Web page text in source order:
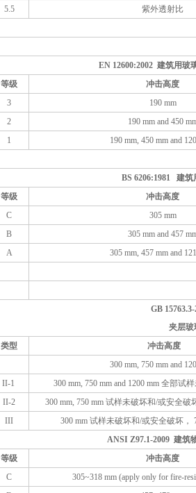
5.5
紫外透射比
EN 12600:2002 建筑用玻
等级
冲击高度
3
190 mm
2
190 mm and 450
1
190 mm, 450 mm and
BS 6206:1981 建
等级
冲击高度
C
305 mm
B
305 mm and 457
A
305 mm, 457 mm and
GB
夹层玻
类型
冲击高度
300 mm, 750 mm and
II-1
300 mm, 750 mm and 1200 mm 全部试
II-2
300 mm, 750 mm 试样未破坏和/或安全破
III
300 mm 试样未破坏和/或安全破坏，
ANSI Z97.1-2009 建筑
等级
冲击高度
C
305~318 mm (apply only for fire-